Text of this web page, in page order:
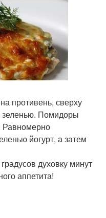
противень, сверху
Помидоры
Равномерно
йогурт, а затем
духовку минут
аппетита!